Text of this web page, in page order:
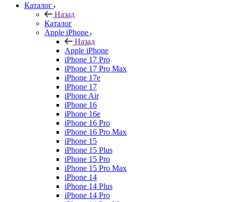
Каталог
Назад
Каталог
Apple iPhone
Назад
Apple iPhone
iPhone 17 Pro
iPhone 17 Pro Max
iPhone 17e
iPhone 17
iPhone Air
iPhone 16
iPhone 16e
iPhone 16 Pro
iPhone 16 Pro Max
iPhone 15
iPhone 15 Plus
iPhone 15 Pro
iPhone 15 Pro Max
iPhone 14
iPhone 14 Plus
iPhone 14 Pro